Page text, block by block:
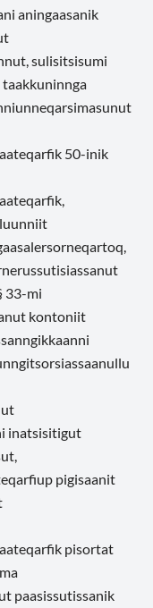
aningaasanik
sulisitsisumi
50-inik
33-mi
kontoniit
inatsisitigut
pigisaanit
pisortat
paasissutissanik